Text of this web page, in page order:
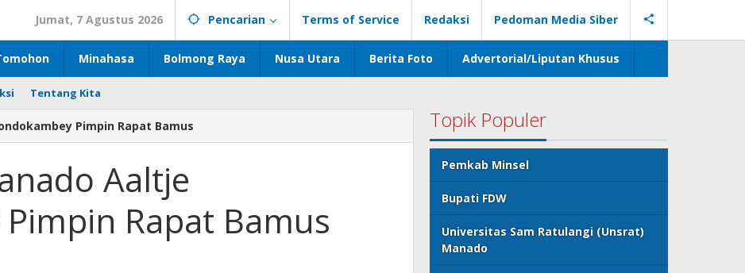
Jumat, 7 Agustus 2026 Pencarian Terms of Service Redaksi Pedoman Media Siber
Minahasa Bolmong Raya Nusa Utara Berita Foto Advertorial/Liputan Khusus
Tentang Kita
Pimpin Rapat Bamus
Aaltje
Rapat Bamus
Topik Populer
Pemkab Minsel
Bupati FDW
Universitas Sam Ratulangi (Unsrat)
Manado